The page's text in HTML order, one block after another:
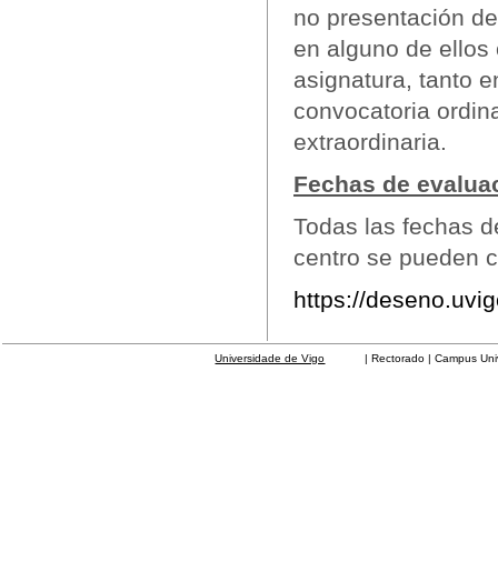
no presentación
en alguno de
asignatura, tanto
convocatoria
extraordinaria.
Fechas de
Todas las fechas
centro se pueden
https://
Universidade de Vigo | Rectorado | Campus